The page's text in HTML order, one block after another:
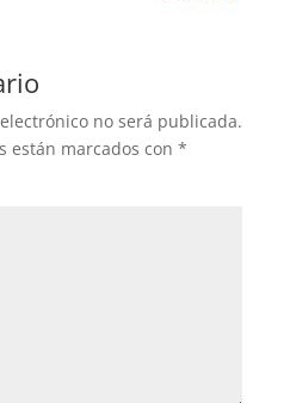
no será publicada.
están marcados con *